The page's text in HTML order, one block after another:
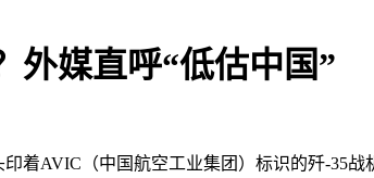
外媒直呼“低估中国”
着AVIC（中国航空工业集团）标识的歼-35